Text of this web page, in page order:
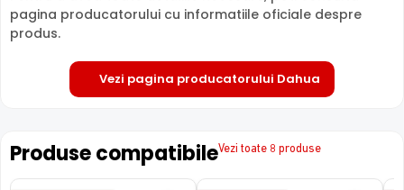
pagina producatorului cu informatiile oficiale despre
produs.
Vezi pagina producatorului Dahua
Produse compatibileVezi toate 8 produse